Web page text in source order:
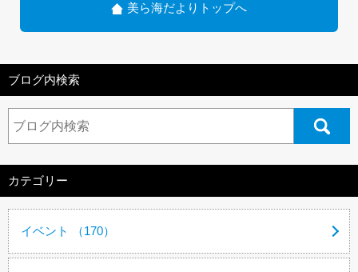
美ら海だよりトップへ
ブログ内検索
カテゴリー
イベント （170）